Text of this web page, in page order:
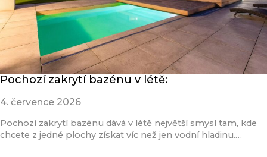
Pochozí zakrytí bazénu v létě:
4. července 2026
Pochozí zakrytí bazénu dává v létě největší smysl tam, kde
chcete z jedné plochy získat víc než jen vodní hladinu.…